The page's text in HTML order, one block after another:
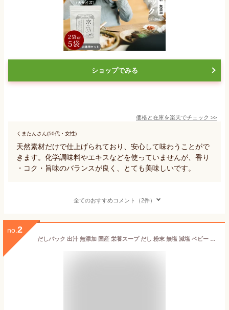
ショップでみる
価格と在庫を楽天でチェック >>
くまたんさん(50代・女性)
天然素材だけで仕上げられており、安心して味わうことがで
きます。化学調味料やエキスなどを使っていませんが、香り
・コク・旨味のバランスが良く、とても美味しいです。
全てのおすすめコメント（2件）
no. 2
だしパック 出汁 無添加 国産 栄養スープ だし 粉末 無塩 減塩 ベビー 赤ちゃん ベビーフード・離乳食 犬 昆布 こんぶ かつお 鰹節 椎茸 しいたけ うどん おでん 鍋 味噌汁 ギフト マエカワ フロム鹿児島